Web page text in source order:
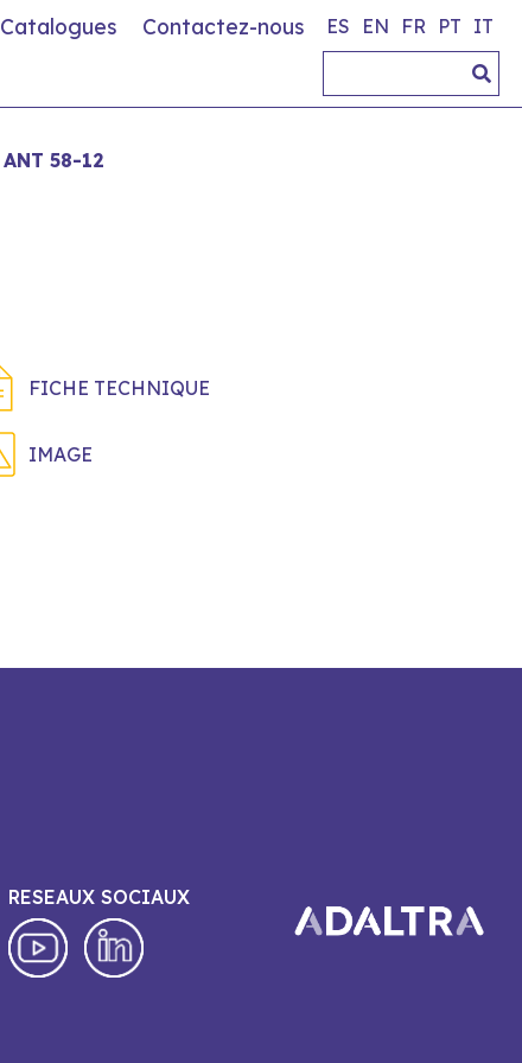
Catalogues Contactez-nous ES EN FR PT IT
ANT 58-12
FICHE TECHNIQUE
IMAGE
RESEAUX SOCIAUX